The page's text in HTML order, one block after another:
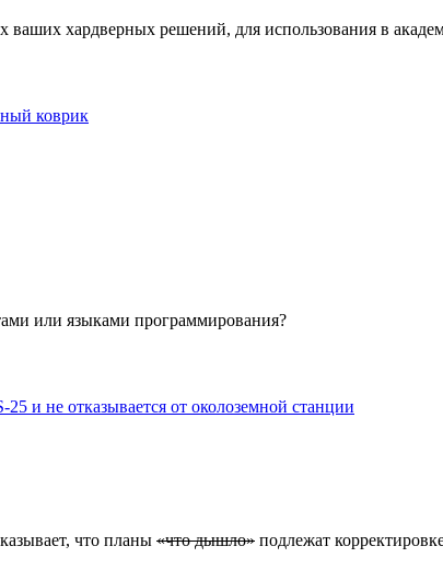
хардверных решений, для использования в
коврик
или языками программирования?
и не отказывается от околоземной станции
что планы «что дышло» подлежат